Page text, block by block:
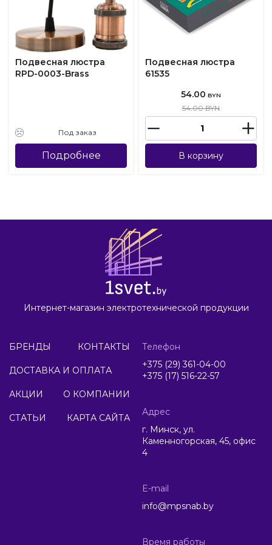
Подвесная люстра
RPD-0003-Brass
Под заказ
Подробнее
Подвесная люстра
61535
54.00 BYN
54.00 BYN
В корзину
Интернет-магазин электротехнической продукции
БРЕНДЫ КОНТАКТЫ
ДОСТАВКА И ОПЛАТА
АКЦИИ О КОМПАНИИ
СТАТЬИ КАРТА САЙТА
Телефон
+375 (29) 361-04-00
+375 (17) 516-22-57
Адрес
г. Минск, ул.
Каменногорская, 45, офис
4
E-mail
info@mpsnab.by
Время работы